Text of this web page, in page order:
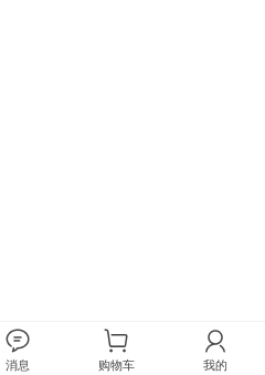
消息 购物车 我的